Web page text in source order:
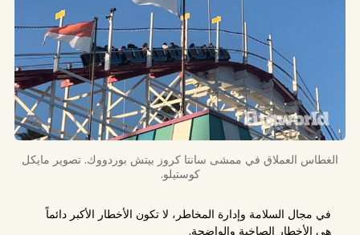
الغطاس العملاق في ممشى سانتا كروز بيتش بوردووك. تصوير مايكل
كوستيلو.
في مجال السلامة وإدارة المخاطر، لا تكون الأخطار الأكبر دائماً
هي الأخطار الصاخبة والواضحة.